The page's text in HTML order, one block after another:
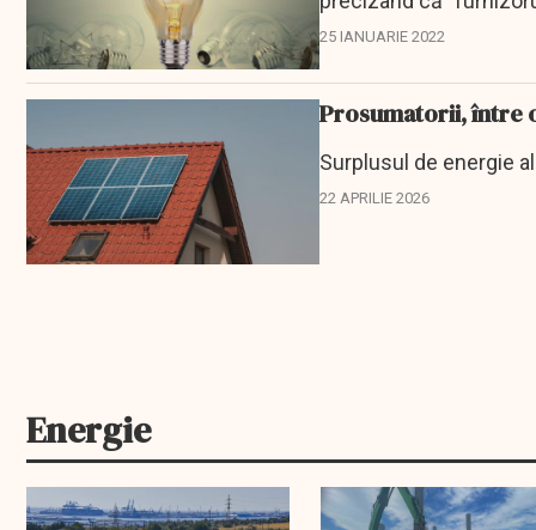
25 IANUARIE 2022
Prosumatorii, între
Surplusul de energie
22 APRILIE 2026
Energie